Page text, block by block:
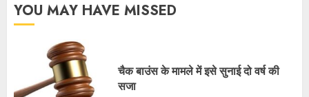
YOU MAY HAVE MISSED
चैक बाउंस के मामले में इसे सुनाई दो वर्ष की
सजा